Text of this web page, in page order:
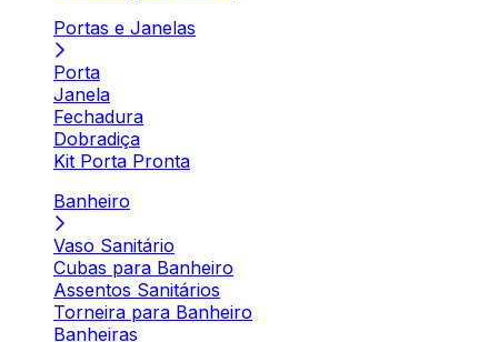
Portas e Janelas
Porta
Janela
Fechadura
Dobradiça
Kit Porta Pronta
Banheiro
Vaso Sanitário
Cubas para Banheiro
Assentos Sanitários
Torneira para Banheiro
Banheiras